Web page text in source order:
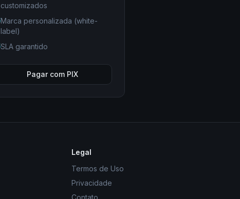
customizados
Marca personalizada (white-
label)
SLA garantido
Pagar com PIX
Legal
Termos de Uso
Privacidade
Contato